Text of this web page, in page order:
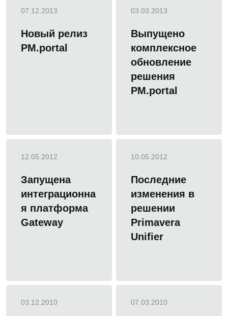
07.12.2013
Новый релиз
PM.portal
03.03.2013
Выпущено
комплексное
обновление
решения
PM.portal
12.05.2012
Запущена
интеграционна
я платформа
Gateway
10.05.2012
Последние
изменения в
решении
Primavera
Unifier
03.12.2010 07.03.2010